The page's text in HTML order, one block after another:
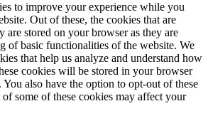
to improve your experience while you
Out of these, the cookies that are
are stored on your browser as they are
of basic functionalities of the website. We
that help us analyze and understand how
cookies will be stored in your browser
also have the option to opt-out of these
some of these cookies may affect your